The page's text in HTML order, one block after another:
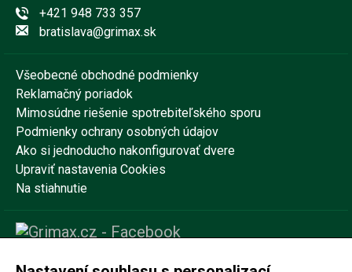
+421 948 733 357
bratislava@grimax.sk
Všeobecné obchodné podmienky
Reklamačný poriadok
Mimosúdne riešenie spotrebiteľského sporu
Podmienky ochrany osobných údajov
Ako si jednoducho nakonfigurovať dvere
Upraviť nastavenia Cookies
Na stiahnutie